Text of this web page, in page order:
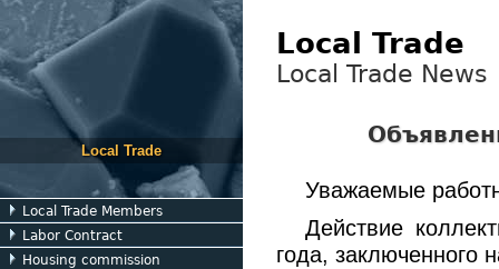
Local Trade
Local Trade Members
Labor Contract
Housing commission
Local Trade
Local Trade News
Уважаемые
Действие
года, заключенного